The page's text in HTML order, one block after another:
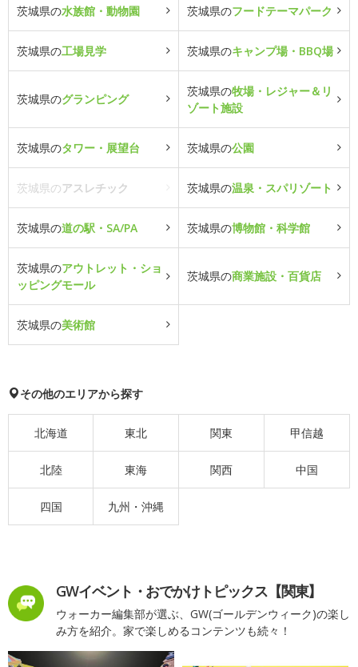
茨城県の水族館・動物園 茨城県のフードテーマパーク
茨城県の工場見学 茨城県のキャンプ場・BBQ場
茨城県のグランピング
茨城県の牧場・レジャー＆リ
ゾート施設
茨城県のタワー・展望台 茨城県の公園
茨城県のアスレチック 茨城県の温泉・スパリゾート
茨城県の道の駅・SA/PA 茨城県の博物館・科学館
茨城県のアウトレット・ショ
ッピングモール
茨城県の商業施設・百貨店
茨城県の美術館
その他のエリアから探す
北海道 東北 関東 甲信越
北陸 東海 関西 中国
四国 九州・沖縄
GWイベント・おでかけトピックス【関東】
ウォーカー編集部が選ぶ、GW(ゴールデンウィーク)の楽し
み方を紹介。家で楽しめるコンテンツも続々！